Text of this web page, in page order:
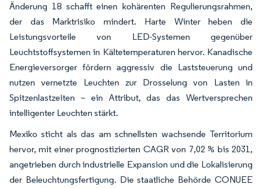
Änderung 18 schafft einen kohärenten Regulierungsrahmen,
der das Marktrisiko mindert. Harte Winter heben die
Leistungsvorteile von LED-Systemen gegenüber
Leuchtstoffsystemen in Kältetemperaturen hervor. Kanadische
Energieversorger fördern aggressiv die Laststeuerung und
nutzen vernetzte Leuchten zur Drosselung von Lasten in
Spitzenlastzeiten – ein Attribut, das das Wertversprechen
intelligenter Leuchten stärkt.
Mexiko sticht als das am schnellsten wachsende Territorium
hervor, mit einer prognostizierten CAGR von 7,02 % bis 2031,
angetrieben durch industrielle Expansion und die Lokalisierung
der Beleuchtungsfertigung. Die staatliche Behörde CONUEE